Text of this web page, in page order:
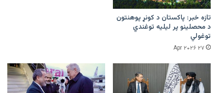
تازه خبر: پاکستان د کونړ پوهنتون
د محصلینو پر لیلیه توغندي
توغولي
۲۷ Apr ۲۰۲۶